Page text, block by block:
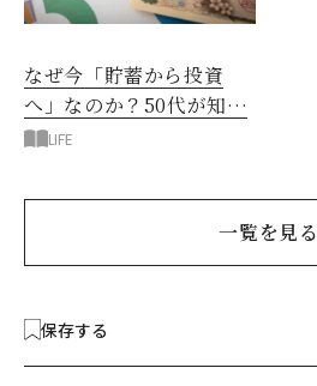
なぜ今「貯蓄から投資
へ」なのか？50代が知る
べきお金の新常識
LIFE
一覧を見る
保存する